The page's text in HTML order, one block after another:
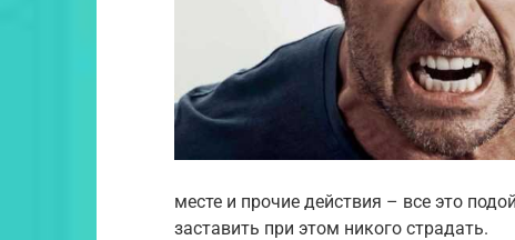
месте и прочие действия – все это
заставить при этом никого страдать.